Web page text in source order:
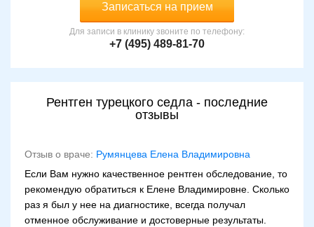
Записаться на прием
Для записи в клинику звоните по телефону:
+7 (495) 489-81-70
Рентген турецкого седла - последние
отзывы
Отзыв о враче: Румянцева Елена Владимировна
Если Вам нужно качественное рентген обследование, то
рекомендую обратиться к Елене Владимировне. Сколько
раз я был у нее на диагностике, всегда получал
отменное обслуживание и достоверные результаты.